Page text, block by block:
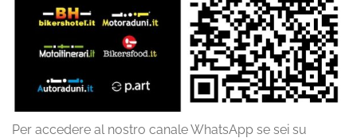
Per accedere al nostro canale WhatsApp se sei su